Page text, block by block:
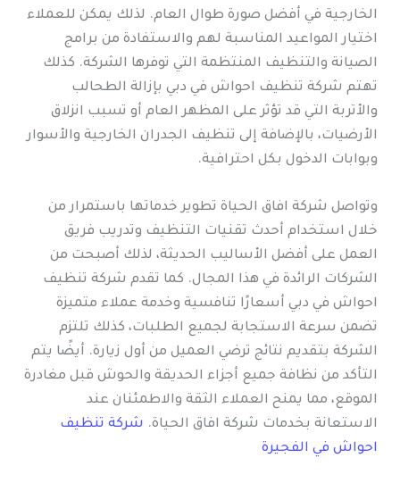
الخارجية في أفضل صورة طوال العام. لذلك يمكن للعملاء
اختيار المواعيد المناسبة لهم والاستفادة من برامج
الصيانة والتنظيف المنتظمة التي توفرها الشركة. كذلك
تهتم شركة تنظيف احواش في دبي بإزالة الطحالب
والأتربة التي قد تؤثر على المظهر العام أو تسبب انزلاق
الأرضيات، بالإضافة إلى تنظيف الجدران الخارجية والأسوار
وبوابات الدخول بكل احترافية.
وتواصل شركة افاق الحياة تطوير خدماتها باستمرار من
خلال استخدام أحدث تقنيات التنظيف وتدريب فريق
العمل على أفضل الأساليب الحديثة، لذلك أصبحت من
الشركات الرائدة في هذا المجال. كما تقدم شركة تنظيف
احواش في دبي أسعارًا تنافسية وخدمة عملاء متميزة
تضمن سرعة الاستجابة لجميع الطلبات، كذلك تلتزم
الشركة بتقديم نتائج ترضي العميل من أول زيارة. أيضًا يتم
التأكد من نظافة جميع أجزاء الحديقة والحوش قبل مغادرة
الموقع، مما يمنح العملاء الثقة والاطمئنان عند
الاستعانة بخدمات شركة افاق الحياة. شركة تنظيف
احواش في الفجيرة